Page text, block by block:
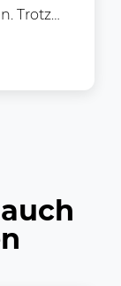
Trotz
einer